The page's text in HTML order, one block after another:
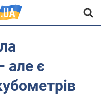
але є